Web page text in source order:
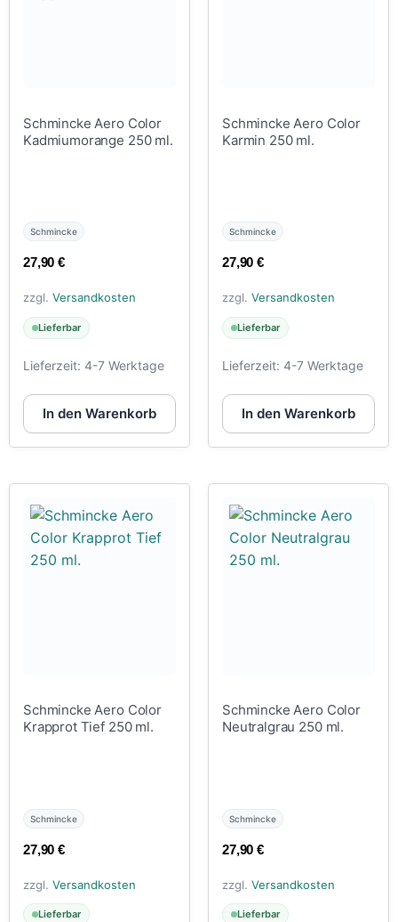
Schmincke Aero Color
Kadmiumorange 250 ml.
Schmincke
27,90€
zzgl. Versandkosten
Lieferbar
Lieferzeit: 4-7 Werktage
In den Warenkorb
Schmincke Aero Color
Karmin 250 ml.
Schmincke
27,90€
zzgl. Versandkosten
Lieferbar
Lieferzeit: 4-7 Werktage
In den Warenkorb
Schmincke Aero Color
Krapprot Tief 250 ml.
Schmincke
27,90€
zzgl. Versandkosten
Lieferbar
Schmincke Aero Color
Neutralgrau 250 ml.
Schmincke
27,90€
zzgl. Versandkosten
Lieferbar